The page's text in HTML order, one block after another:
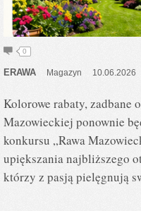
0
ERAWA Magazyn 10.06.2026
Kolorowe rabaty, zadbane
Mazowieckiej ponownie
konkursu „Rawa
upiększania najbliższego
którzy z pasją pielęgnują